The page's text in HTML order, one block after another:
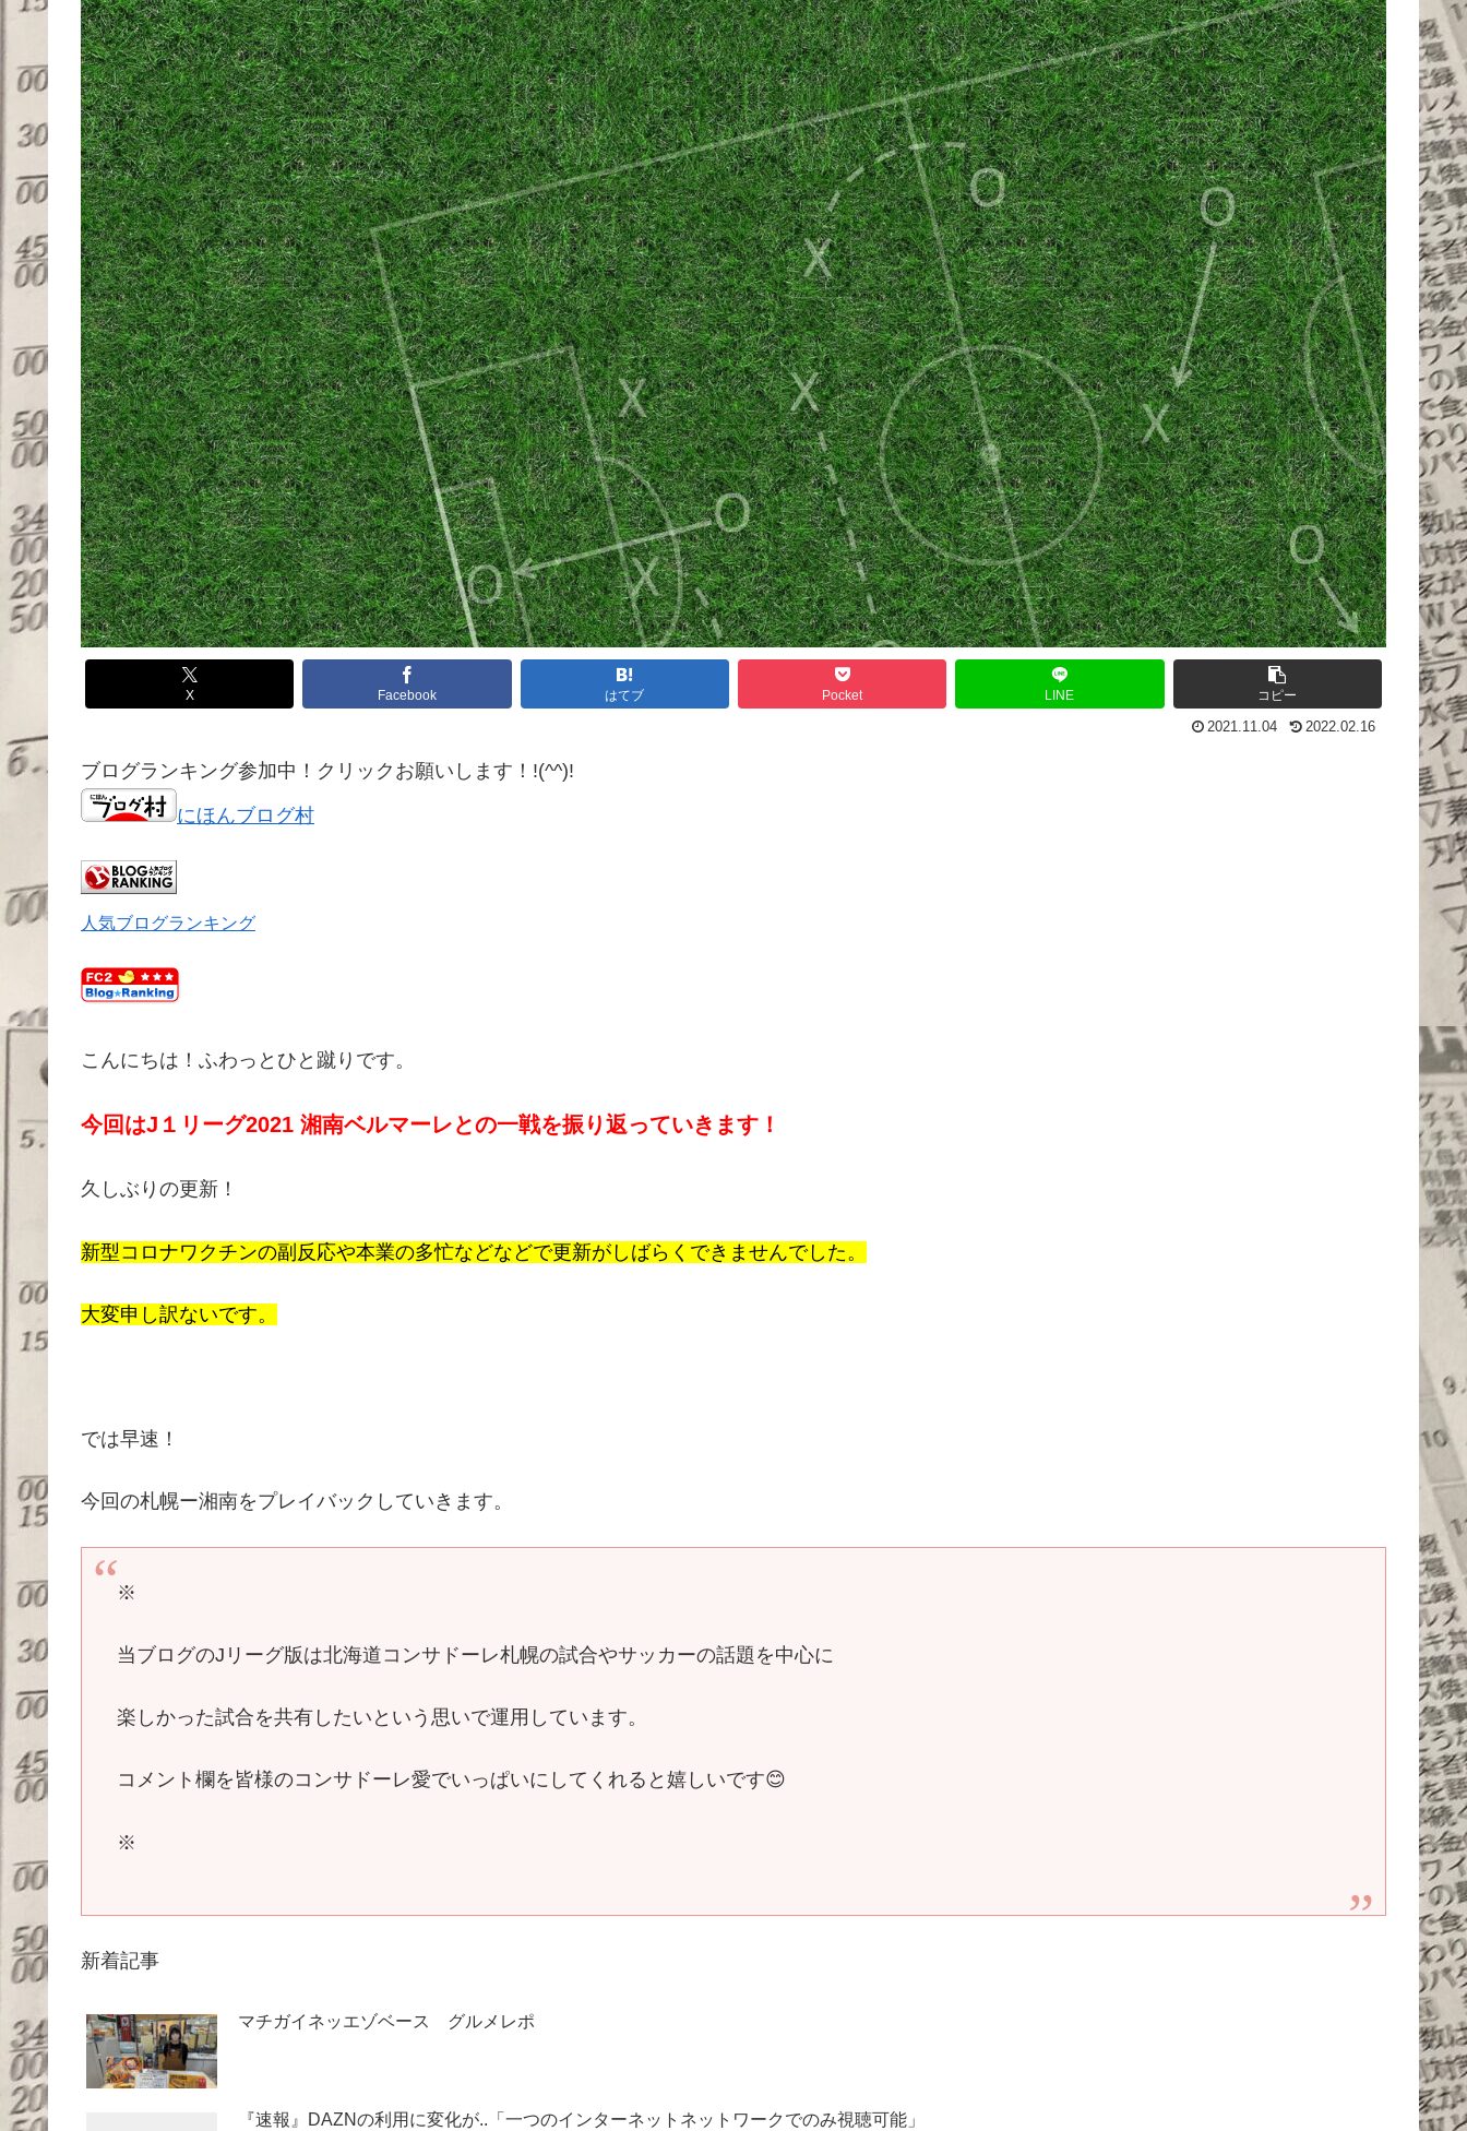
X Facebook はてブ Pocket LINE コピー
2021.11.04 2022.02.16
ブログランキング参加中！クリックお願いします！!(^^)!
にほんブログ村
人気ブログランキング
こんにちは！ふわっとひと蹴りです。
今回はJ １リーグ2021 湘南ベルマーレとの一戦を振り返っていきます！
久しぶりの更新！
新型コロナワクチンの副反応や本業の多忙などなどで更新がしばらくできませんでした。
大変申し訳ないです。
では早速！
今回の札幌ー湘南をプレイバックしていきます。
※
当ブログのJリーグ版は北海道コンサドーレ札幌の試合やサッカーの話題を中心に
楽しかった試合を共有したいという思いで運用しています。
コメント欄を皆様のコンサドーレ愛でいっぱいにしてくれると嬉しいです😊
※
新着記事
マチガイネッエゾベース グルメレポ
『速報』DAZNの利用に変化が..「一つのインターネットネットワークでのみ視聴可能」